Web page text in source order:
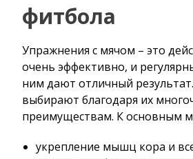
фитбола
Упражнения с мячом – это
очень эффективно, и
ним дают отличный
выбирают благодаря их
преимуществам. К основным
укрепление мышц кора и